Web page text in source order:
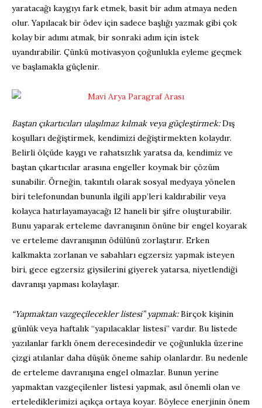
yaratacağı kaygıyı fark etmek, basit bir adım atmaya neden
olur. Yapılacak bir ödev için sadece başlığı yazmak gibi çok
kolay bir adımı atmak, bir sonraki adım için istek
uyandırabilir. Çünkü motivasyon çoğunlukla eyleme geçmek
ve başlamakla güçlenir.
Baştan çıkartıcıları ulaşılmaz kılmak veya güçleştirmek:Dış
koşulları değiştirmek, kendimizi değiştirmekten kolaydır.
Belirli ölçüde kaygı ve rahatsızlık yaratsa da, kendimiz ve
baştan çıkartıcılar arasına engeller koymak bir çözüm
sunabilir. Örneğin, takıntılı olarak sosyal medyaya yönelen
biri telefonundan bununla ilgili app’leri kaldırabilir veya
kolayca hatırlayamayacağı 12 haneli bir şifre oluşturabilir.
Bunu yaparak erteleme davranışının önüne bir engel koyarak
ve erteleme davranışının ödülünü zorlaştırır. Erken
kalkmakta zorlanan ve sabahları egzersiz yapmak isteyen
biri, gece egzersiz giysilerini giyerek yatarsa, niyetlendiği
davranışı yapması kolaylaşır.
“Yapmaktan vazgeçilecekler listesi” yapmak:Birçok kişinin
günlük veya haftalık “yapılacaklar listesi” vardır. Bu listede
yazılanlar farklı önem derecesindedir ve çoğunlukla üzerine
çizgi atılanlar daha düşük öneme sahip olanlardır. Bu nedenle
de erteleme davranışına engel olmazlar. Bunun yerine
yapmaktan vazgeçilenler listesi yapmak, asıl önemli olan ve
ertelediklerimizi açıkça ortaya koyar. Böylece enerjinin önem